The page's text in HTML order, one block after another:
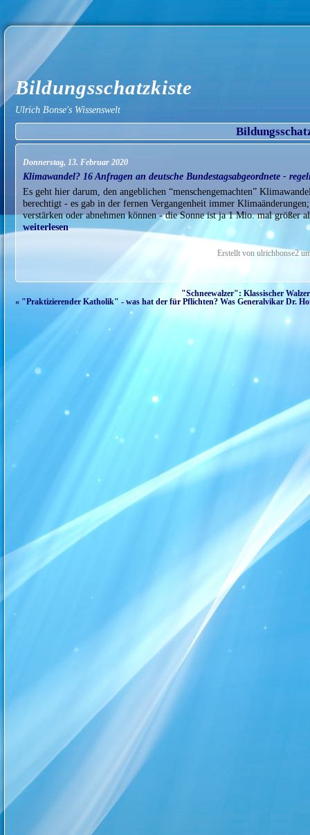
Bildungsschatzkiste
Ulrich Bonse's Wissenswelt
Donnerstag, 13. Februar 2020
Klimawandel? 16 Anfragen an deutsche Bundestagsabgeordnete -
Es geht hier darum, den angeblichen “menschengemachten”
berechtigt - es gab in der fernen Vergangenheit immer
verstärken oder abnehmen können - die Sonne ist ja 1 Mio. mal größer
weiterlesen
Erstellt von ulrichbonse2
"Schneewalzer": Klassischer
« "Praktizierender Katholik" - was hat der für Pflichten? Was Generalvikar Dr.